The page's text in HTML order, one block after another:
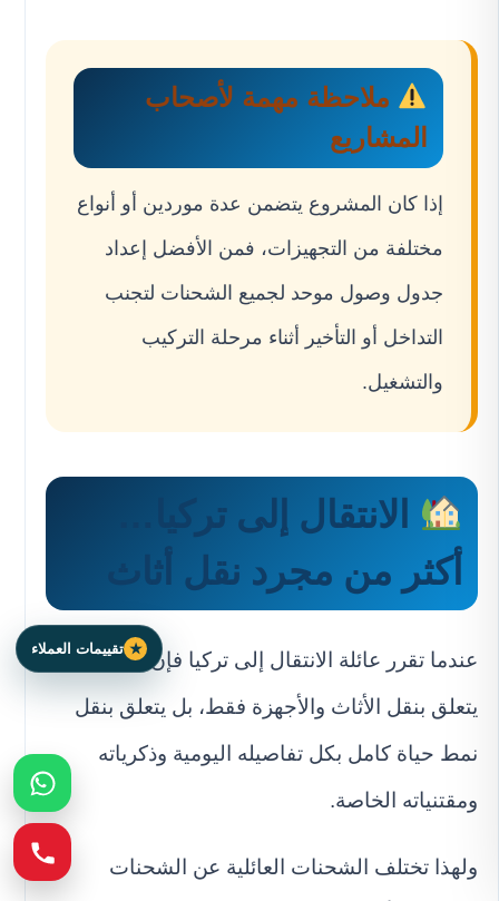
ملاحظة مهمة لأصحاب
المشاريع
إذا كان المشروع يتضمن عدة موردين أو أنواع
مختلفة من التجهيزات، فمن الأفضل إعداد
جدول وصول موحد لجميع الشحنات لتجنب
التداخل أو التأخير أثناء مرحلة التركيب
والتشغيل.
الانتقال إلى تركيا…
أكثر من مجرد نقل أثاث
عندما تقرر عائلة الانتقال إلى تركيا فإن الأمر لا
يتعلق بنقل الأثاث والأجهزة فقط، بل يتعلق بنقل
نمط حياة كامل بكل تفاصيله اليومية وذكرياته
ومقتنياته الخاصة.
ولهذا تختلف الشحنات العائلية عن الشحنات
تقييمات العملاء